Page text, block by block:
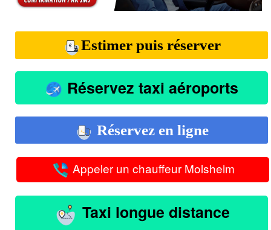
Estimer puis réserver
Réservez taxi aéroports
Réservez en ligne
Appeler un chauffeur Molsheim
Taxi longue distance